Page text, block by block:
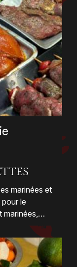
marinées et
le
marinées,
d’agneau et
de
pièce est
bouchère,